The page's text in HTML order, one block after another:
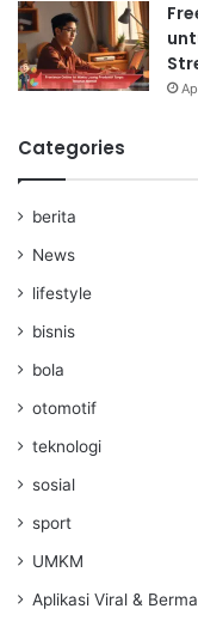
Categories
berita
News
lifestyle
bisnis
bola
otomotif
teknologi
sosial
sport
UMKM
Aplikasi Viral &